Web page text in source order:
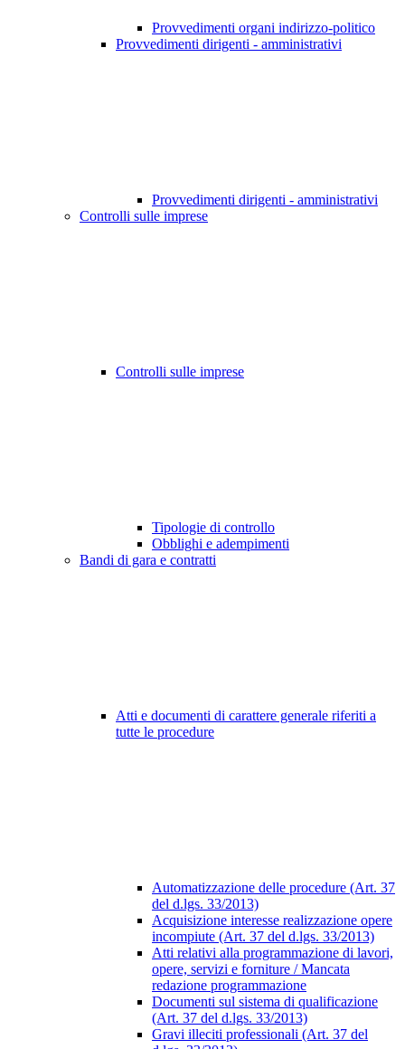
Provvedimenti organi indirizzo-politico
Provvedimenti dirigenti - amministrativi
Provvedimenti dirigenti - amministrativi
Controlli sulle imprese
Controlli sulle imprese
Tipologie di controllo
Obblighi e adempimenti
Bandi di gara e contratti
Atti e documenti di carattere generale riferiti a
tutte le procedure
Automatizzazione delle procedure (Art. 37
del d.lgs. 33/2013)
Acquisizione interesse realizzazione opere
incompiute (Art. 37 del d.lgs. 33/2013)
Atti relativi alla programmazione di lavori,
opere, servizi e forniture / Mancata
redazione programmazione
Documenti sul sistema di qualificazione
(Art. 37 del d.lgs. 33/2013)
Gravi illeciti professionali (Art. 37 del